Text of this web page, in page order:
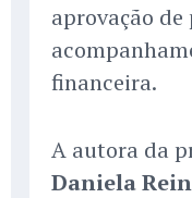
aprovação
financeira.
A autora da
Daniela